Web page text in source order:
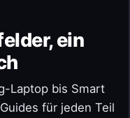
ein
Laptop bis Smart
für jeden Teil